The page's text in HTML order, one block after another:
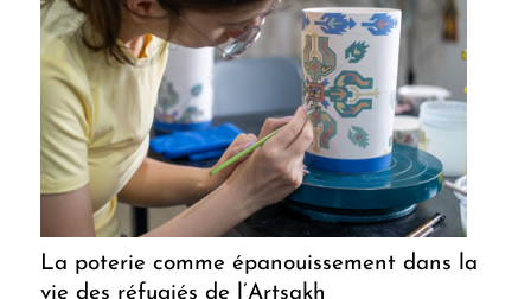
La poterie comme épanouissement dans la
vie des réfugiés de l’Artsakh